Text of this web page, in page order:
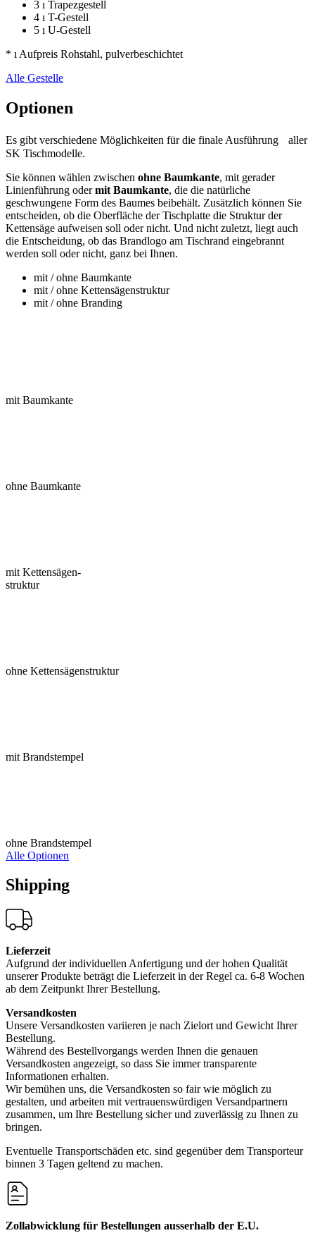
3 ı Trapezgestell
4 ı T-Gestell
5 ı U-Gestell
* ı Aufpreis Rohstahl, pulverbeschichtet
Alle Gestelle
Optionen
Es gibt verschiedene Möglichkeiten für die finale Ausführung aller
SK Tischmodelle.
Sie können wählen zwischen ohne Baumkante, mit gerader
Linienführung odermit Baumkante, die die natürliche
geschwungene Form des Baumes beibehält. Zusätzlich können Sie
entscheiden, ob die Oberfläche der Tischplatte die Struktur der
Kettensäge aufweisen soll oder nicht. Und nicht zuletzt, liegt auch
die Entscheidung, ob das Brandlogo am Tischrand eingebrannt
werden soll oder nicht, ganz bei Ihnen.
mit / ohne Baumkante
mit / ohne Kettensägenstruktur
mit / ohne Branding
mit Baumkante
ohne Baumkante
mit Kettensägen-
struktur
ohne Kettensägenstruktur
mit Brandstempel
ohne Brandstempel
Alle Optionen
Shipping
Lieferzeit
Aufgrund der individuellen Anfertigung und der hohen Qualität
unserer Produkte beträgt die Lieferzeit in der Regel ca. 6-8 Wochen
ab dem Zeitpunkt Ihrer Bestellung.
Versandkosten
Unsere Versandkosten variieren je nach Zielort und Gewicht Ihrer
Bestellung.
Während des Bestellvorgangs werden Ihnen die genauen
Versandkosten angezeigt, so dass Sie immer transparente
Informationen erhalten.
Wir bemühen uns, die Versandkosten so fair wie möglich zu
gestalten, und arbeiten mit vertrauenswürdigen Versandpartnern
zusammen, um Ihre Bestellung sicher und zuverlässig zu Ihnen zu
bringen.
Eventuelle Transportschäden etc. sind gegenüber dem Transporteur
binnen 3 Tagen geltend zu machen.
Zollabwicklung für Bestellungen ausserhalb der E.U.